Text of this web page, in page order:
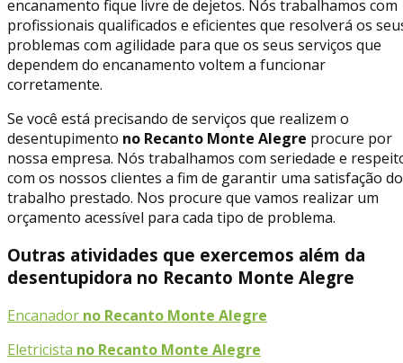
encanamento fique livre de dejetos. Nós trabalhamos com
profissionais qualificados e eficientes que resolverá os
problemas com agilidade para que os seus serviços que
dependem do encanamento voltem a funcionar
corretamente.
Se você está precisando de serviços que realizem o
desentupimento no Recanto Monte Alegre procure por
nossa empresa. Nós trabalhamos com seriedade e
com os nossos clientes a fim de garantir uma satisfação do
trabalho prestado. Nos procure que vamos realizar um
orçamento acessível para cada tipo de problema.
Outras atividades que exercemos além da
desentupidora no Recanto Monte Alegre
Encanador no Recanto Monte Alegre
Eletricista no Recanto Monte Alegre